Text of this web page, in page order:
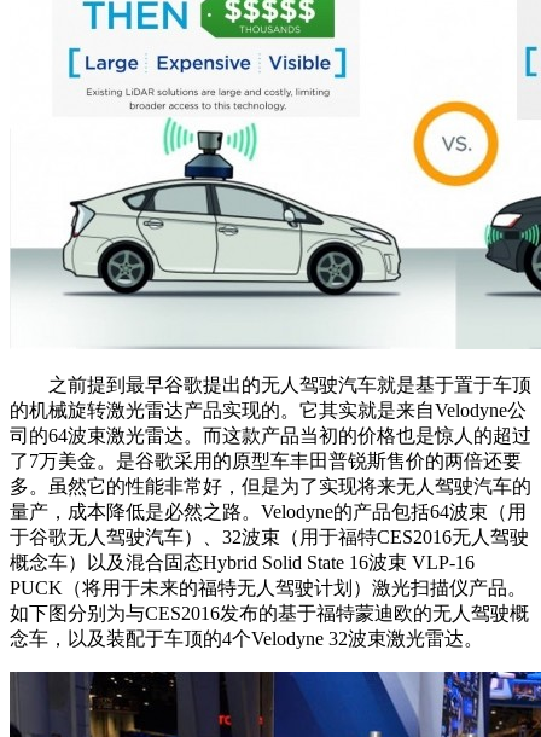
之前提到最早谷歌提出的无人驾驶汽车就是基于置于车顶
的机械旋转激光雷达产品实现的。它其实就是来自Velodyne公
司的64波束激光雷达。而这款产品当初的价格也是惊人的超过
了7万美金。是谷歌采用的原型车丰田普锐斯售价的两倍还要
多。虽然它的性能非常好，但是为了实现将来无人驾驶汽车的
量产，成本降低是必然之路。Velodyne的产品包括64波束（用
于谷歌无人驾驶汽车）、32波束（用于福特CES2016无人驾驶
概念车）以及混合固态Hybrid Solid State 16波束 VLP-16
PUCK（将用于未来的福特无人驾驶计划）激光扫描仪产品。
如下图分别为与CES2016发布的基于福特蒙迪欧的无人驾驶概
念车，以及装配于车顶的4个Velodyne 32波束激光雷达。